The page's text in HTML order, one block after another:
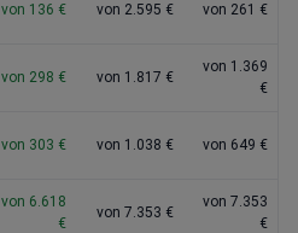
von 136 € von 2.595 € von 261 €
von 298 € von 1.817 €
von 1.369
€
von 303 € von 1.038 € von 649 €
von 6.618
€
von 7.353 €
von 7.353
€